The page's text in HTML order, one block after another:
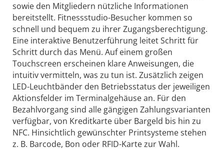
sowie den Mitgliedern nützliche Informationen
bereitstellt. Fitnessstudio-Besucher kommen so
schnell und bequem zu ihrer Zugangsberechtigung.
Eine interaktive Benutzerführung leitet Schritt für
Schritt durch das Menü. Auf einem großen
Touchscreen erscheinen klare Anweisungen, die
intuitiv vermitteln, was zu tun ist. Zusätzlich zeigen
LED-Leuchtbänder den Betriebsstatus der jeweiligen
Aktionsfelder im Terminalgehäuse an. Für den
Bezahlvorgang sind alle gängigen Zahlungsvarianten
verfügbar, von Kreditkarte über Bargeld bis hin zu
NFC. Hinsichtlich gewünschter Printsysteme stehen
z. B. Barcode, Bon oder RFID-Karte zur Wahl.